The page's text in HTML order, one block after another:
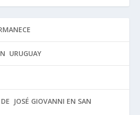
URUGUAY
JOSÉ GIOVANNI EN SAN